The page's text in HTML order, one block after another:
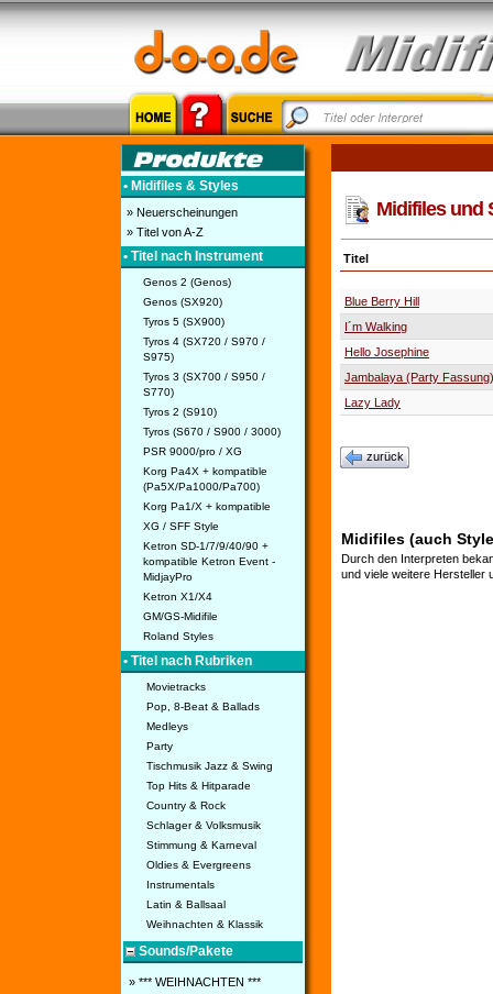
• Midifiles & Styles
» Neuerscheinungen
» Titel von A-Z
• Titel nach Instrument
Genos 2 (Genos)
Genos (SX920)
Tyros 5 (SX900)
Tyros 4 (SX720 / S970 /
S975)
Tyros 3 (SX700 / S950 /
S770)
Tyros 2 (S910)
Tyros (S670 / S900 / 3000)
PSR 9000/pro / XG
Korg Pa4X + kompatible
(Pa5X/Pa1000/Pa700)
Korg Pa1/X + kompatible
XG / SFF Style
Ketron SD-1/7/9/40/90 +
kompatible Ketron Event -
MidjayPro
Ketron X1/X4
GM/GS-Midifile
Roland Styles
• Titel nach Rubriken
Movietracks
Pop, 8-Beat & Ballads
Medleys
Party
Tischmusik Jazz & Swing
Top Hits & Hitparade
Country & Rock
Schlager & Volksmusik
Stimmung & Karneval
Oldies & Evergreens
Instrumentals
Latin & Ballsaal
Weihnachten & Klassik
Sounds/Pakete
» *** WEIHNACHTEN ***
Midifiles und
Titel
Blue Berry Hill
I´m Walking
Hello Josephine
Jambalaya (Party Fassung)
Lazy Lady
zurück
Midifiles (auch
Durch den Interpreten
und viele weitere Hersteller